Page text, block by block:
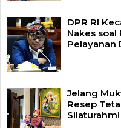
DPR RI
Nakes soal
Pelayanan
Jelang
Resep